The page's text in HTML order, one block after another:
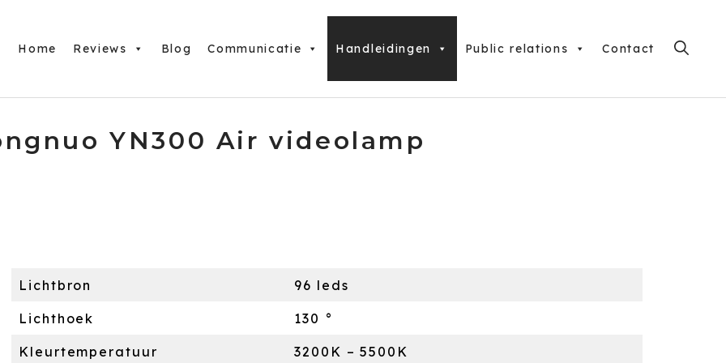
Home Blog Communicatie Handleidingen Public relations
Reviews Contact
YN300 Air videolamp
Lichtbron 96 leds
Lichthoek 130 °
Kleurtemperatuur 3200K – 5500K